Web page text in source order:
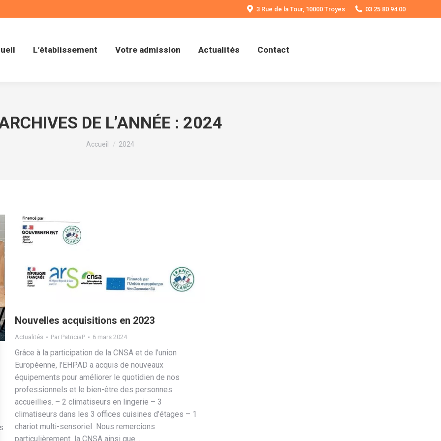
3 Rue de la Tour, 10000 Troyes 03 25 80 94 00
L’établissement Votre admission Actualités Contact
DE L’ANNÉE : 2024
Vous êtes ici :
Accueil 2024
Nouvelles acquisitions en 2023
Actualités Par PatriciaP 6 mars 2024
Grâce à la participation de la CNSA et de l’union
Européenne, l’EHPAD a acquis de nouveaux
équipements pour améliorer le quotidien de nos
professionnels et le bien-être des personnes
accueillies. – 2 climatiseurs en lingerie – 3
climatiseurs dans les 3 offices cuisines d’étages – 1
chariot multi-sensoriel Nous remercions
particulièrement la CNSA ainsi que…